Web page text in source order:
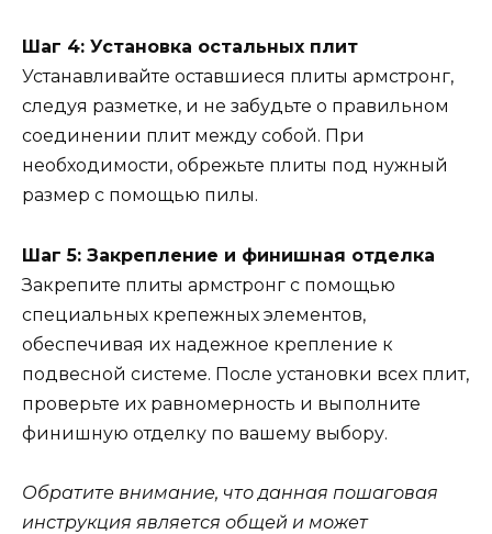
Шаг 4: Установка остальных плит
Устанавливайте оставшиеся плиты армстронг,
следуя разметке, и не забудьте о правильном
соединении плит между собой. При
необходимости, обрежьте плиты под нужный
размер с помощью пилы.
Шаг 5: Закрепление и финишная отделка
Закрепите плиты армстронг с помощью
специальных крепежных элементов,
обеспечивая их надежное крепление к
подвесной системе. После установки всех плит,
проверьте их равномерность и выполните
финишную отделку по вашему выбору.
Обратите внимание, что данная пошаговая
инструкция является общей и может